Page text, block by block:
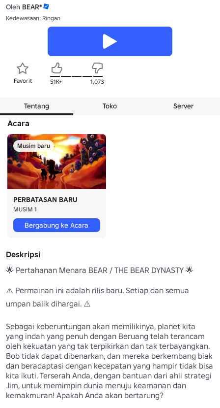
Oleh BEAR*
Kedewasaan: Ringan
Favorit 51K+ 1,073
Tentang Toko Server
Acara
Musim baru
PERBATASAN BARU
MUSIM 1
Bergabung ke Acara
Deskripsi
🌟 Pertahanan Menara BEAR / THE BEAR DYNASTY 🌟
⚠️ Permainan ini adalah rilis baru. Setiap dan semua
umpan balik dihargai. ⚠️
Sebagai keberuntungan akan memilikinya, planet kita
yang indah yang penuh dengan Beruang telah terancam
oleh kekuatan yang tak terpikirkan dan tak terbayangkan.
Bob tidak dapat dibenarkan, dan mereka berkembang biak
dan beradaptasi dengan kecepatan yang hampir tidak bisa
kita ikuti. Terserah Anda, dengan bantuan dari ahli strategi
Jim, untuk memimpin dunia menuju keamanan dan
kemakmuran! Apakah Anda akan bertarung?